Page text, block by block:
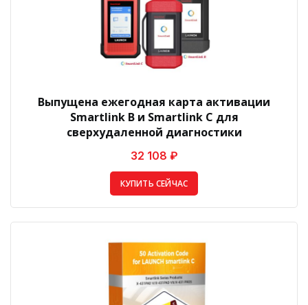
Выпущена ежегодная карта активации
Smartlink B и Smartlink C для
сверхудаленной диагностики
32 108 ₽
КУПИТЬ СЕЙЧАС